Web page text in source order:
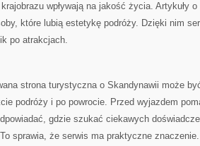
wpływają na jakość życia. Artykuły
które lubią estetykę podróży. Dzięki nim
po atrakcjach.
strona turystyczna o Skandynawii może
podróży i po powrocie. Przed wyjazdem
gdzie szukać ciekawych
sprawia, że serwis ma praktyczne znaczenie.